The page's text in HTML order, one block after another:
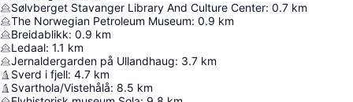
Sølvberget Stavanger Library And Culture Center: 0.7 km
The Norwegian Petroleum Museum: 0.9 km
Breidablikk: 0.9 km
Ledaal: 1.1 km
Jernaldergarden på Ullandhaug: 3.7 km
Sverd i fjell: 4.7 km
Svarthola/Vistehålå: 8.5 km